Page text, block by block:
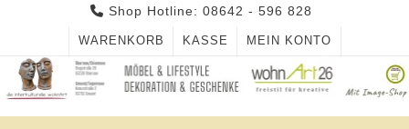
Shop Hotline: 08642 - 596 828
WARENKORB KASSE MEIN KONTO